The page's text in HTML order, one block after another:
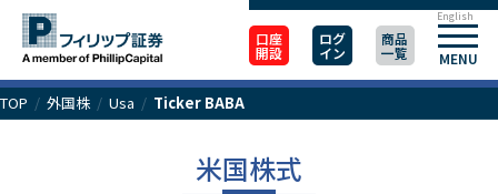
口座
開設
ログ
イン
商品
一覧 MENU
English
TOP / 外国株/ Usa / Ticker BABA
米国株式